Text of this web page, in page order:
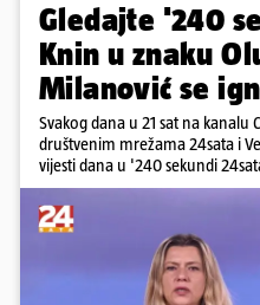
Gledajte '240
Knin u znaku
Milanović se
Svakog dana u 21 sat na kanalu
društvenim mrežama 24sata i
vijesti dana u '240 sekundi
Krnetić: Hrvatska je obilježila
privuklo ignoriranje
Andreja Plenkovića u Kninu.
braniteljskim mirovinama,
upozorenjima nakon nove
smanjenju proizvodnje u